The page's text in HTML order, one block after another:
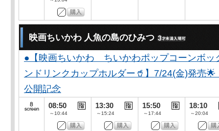
映画ちいかわ 人魚の島のひみつ
●【映画ちいかわ ちいかわポップコーンボ
ンドリンクカップホルダー🥤】7/24(金)発売
公開記念
08:50
～10:44
13:30
～15:24
15:50
～17:44
18:10
～20:04